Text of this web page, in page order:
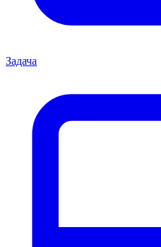
Задача